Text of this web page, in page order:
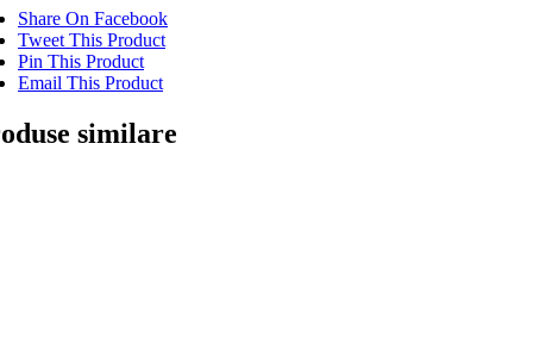
Share On Facebook
Tweet This Product
Pin This Product
Email This Product
similare